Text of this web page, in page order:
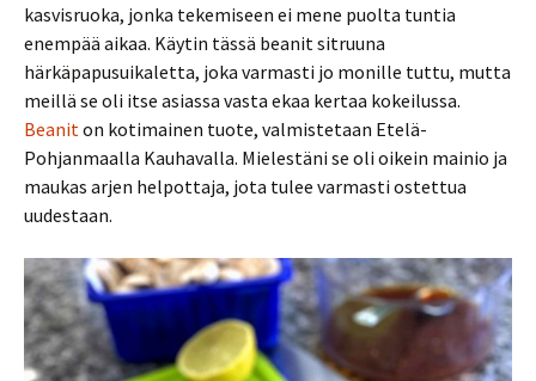
kasvisruoka, jonka tekemiseen ei mene puolta tuntia
enempää aikaa. Käytin tässä beanit sitruuna
härkäpapusuikaletta, joka varmasti jo monille tuttu, mutta
meillä se oli itse asiassa vasta ekaa kertaa kokeilussa.
Beanit on kotimainen tuote, valmistetaan Etelä-
Pohjanmaalla Kauhavalla. Mielestäni se oli oikein mainio ja
maukas arjen helpottaja, jota tulee varmasti ostettua
uudestaan.